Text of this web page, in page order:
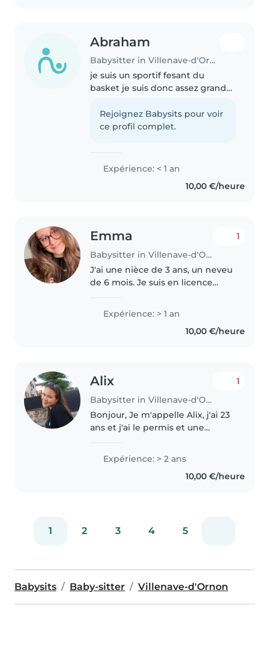
Abraham
Babysitter in Villenave-d'Ornon
je suis un sportif fesant du
basket je suis donc assez grand
l'argent de poche avec un ami
on fais en duo pour garder plus
Rejoignez Babysits pour voir
ce profil complet.
Expérience: < 1 an
10,00 €/heure
Emma
Babysitter in Villenave-d'Ornon
1
J'ai une nièce de 3 ans, un neveu
de 6 mois. Je suis en licence
devenir professeur des écoles,
pour cela j'effectue des stages
en école, entre la maternelle..
Expérience: > 1 an
10,00 €/heure
Alix
Babysitter in Villenave-d'Ornon
1
Bonjour, Je m'appelle Alix, j'ai 23
ans et j'ai le permis et une
déplacer partout. Sérieuse et
attentionnée, j'ai l'habitude de
Expérience: > 2 ans
10,00 €/heure
1 2 3 4 5
Babysits Baby-sitter Villenave-d'Ornon